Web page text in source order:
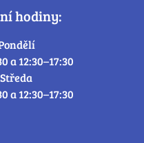
hodiny:
a 12:30–17:30
Středa
a 12:30–17:30